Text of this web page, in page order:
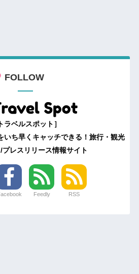
FOLLOW
ラベルスポット］
いち早くキャッチできる！旅行・観光
レスリリース情報サイト
Feedly RSS